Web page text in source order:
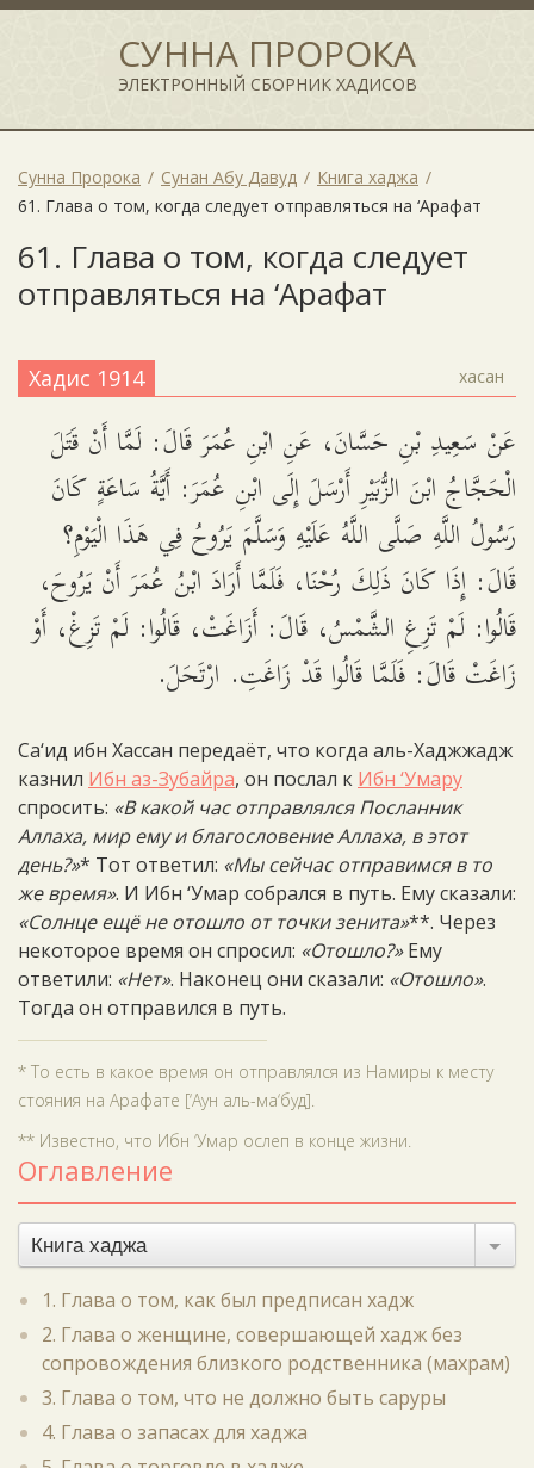
СУННА ПРОРОКА
ЭЛЕКТРОННЫЙ СБОРНИК ХАДИСОВ
Сунна Пророка Сунан Абу Давуд
Книга хаджа
61. Глава о том, когда следует отправляться на ‘Арафат
61. Глава о том, когда следует
отправляться на ‘Арафат
Хадис 1914 хасан
عَنْ سَعِيدِ بْنِ حَسَّانَ، عَنِ ابْنِ عُمَرَ قَالَ: لَمَّا أَنْ قَتَلَ
الْحَجَّاجُ ابْنَ الزُّبَيْرِ أَرْسَلَ إِلَى ابْنِ عُمَرَ: أَيَّةُ سَاعَةٍ كَانَ
رَسُولُ اللَّهِ صَلَّى اللَّهُ عَلَيْهِ وَسَلَّمَ يَرُوحُ فِي هَذَا الْيَوْمِ؟
قَالَ: إِذَا كَانَ ذَلِكَ رُحْنَا، فَلَمَّا أَرَادَ ابْنُ عُمَرَ أَنْ يَرُوحَ،
قَالُوا: لَمْ تَزِغِ الشَّمْسُ، قَالَ: أَزَاغَتْ، قَالُوا: لَمْ تَزِغْ، أَوْ
زَاغَتْ قَالَ: فَلَمَّا قَالُوا قَدْ زَاغَتِ. ارْتَحَلَ.
Са‘ид ибн Хассан передаёт, что когда аль-Хаджжадж
казнил Ибн аз-Зубайра, он послал к Ибн ‘Умару
спросить: «В какой час отправлялся Посланник
Аллаха, мир ему и благословение Аллаха, в этот
день?»* Тот ответил: «Мы сейчас отправимся в то
же время». И Ибн ‘Умар собрался в путь. Ему сказали:
«Солнце ещё не отошло от точки зенита»**. Через
некоторое время он спросил: «Отошло?»Ему
ответили: «Нет». Наконец они сказали: «Отошло».
Тогда он отправился в путь.
* То есть в какое время он отправлялся из Намиры к месту
стояния на Арафате [‘Аун аль-ма‘буд].
** Известно, что Ибн ‘Умар ослеп в конце жизни.
Оглавление
Книга хаджа
1. Глава о том, как был предписан хадж
2. Глава о женщине, совершающей хадж без
сопровождения близкого родственника (махрам)
3. Глава о том, что не должно быть саруры
4. Глава о запасах для хаджа